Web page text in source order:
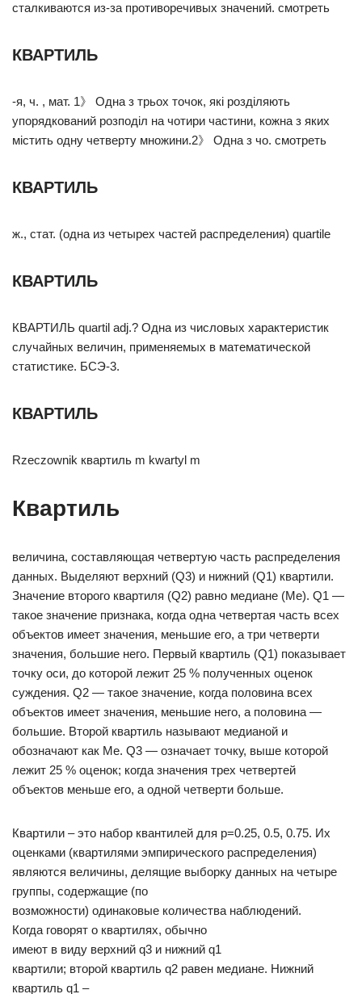
сталкиваются из-за противоречивых значений. смотреть
КВАРТИЛЬ
-я, ч. , мат. 1》 Одна з трьох точок, які розділяють
упорядкований розподіл на чотири частини, кожна з яких
містить одну четверту множини.2》 Одна з чо. смотреть
КВАРТИЛЬ
ж., стат. (одна из четырех частей распределения) quartile
КВАРТИЛЬ
КВАРТИЛЬ quartil adj.? Одна из числовых характеристик
случайных величин, применяемых в математической
статистике. БСЭ-3.
КВАРТИЛЬ
Rzeczownik квартиль m kwartyl m
Квартиль
величина, составляющая четвертую часть распределения
данных. Выделяют верхний (Q3) и нижний (Q1) квартили.
Значение второго квартиля (Q2) равно медиане (Ме). Q1 —
такое значение признака, когда одна четвертая часть всех
объектов имеет значения, меньшие его, а три четверти
значения, большие него. Первый квартиль (Q1) показывает
точку оси, до которой лежит 25 % полученных оценок
суждения. Q2 — такое значение, когда половина всех
объектов имеет значения, меньшие него, а половина —
большие. Второй квартиль называют медианой и
обозначают как Ме. Q3 — означает точку, выше которой
лежит 25 % оценок; когда значения трех четвертей
объектов меньше его, а одной четверти больше.
Квартили – это набор квантилей для p=0.25, 0.5, 0.75. Их
оценками (квартилями эмпирического распределения)
являются величины, делящие выборку данных на четыре
группы, содержащие (по
возможности) одинаковые количества наблюдений.
Когда говорят о квартилях, обычно
имеют в виду верхний q3 и нижний q1
квартили; второй квартиль q2 равен медиане. Нижний
квартиль q1 –